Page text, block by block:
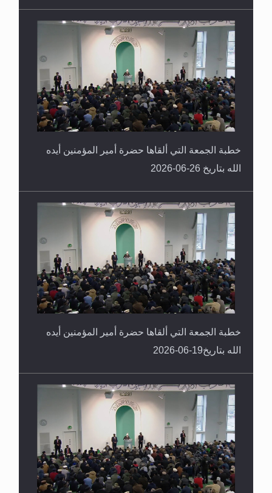
خطبة الجمعة التي ألقاها حضرة أمير المؤمنين أيده
الله بتاريخ 26-06-2026
خطبة الجمعة التي ألقاها حضرة أمير المؤمنين أيده
الله بتاريخ19-06-2026